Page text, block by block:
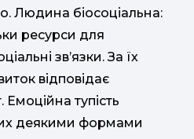
Людина біосоціальна:
ресурси для
зв’язки. За їх
відповідає
Емоційна тупість
деякими формами